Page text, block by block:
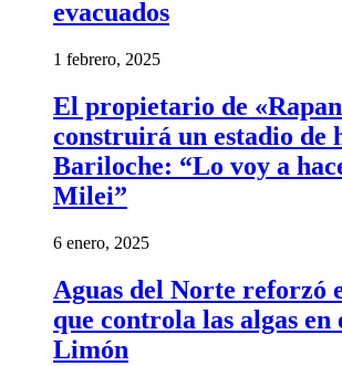
evacuados
1 febrero, 2025
El propietario de
construirá un estadio de
Bariloche: “Lo voy a
Milei”
6 enero, 2025
Aguas del Norte reforzó
que controla las algas en
Limón